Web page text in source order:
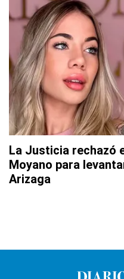
La Justicia rechazó
Moyano para
Arizaga